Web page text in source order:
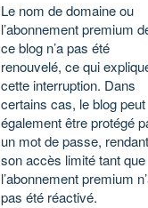
Le nom de domaine ou
l’abonnement premium
ce blog n’a pas été
renouvelé, ce qui
cette interruption. Dans
certains cas, le blog peut
également être protégé
un mot de passe, rendant
son accès limité tant que
l’abonnement premium
pas été réactivé.